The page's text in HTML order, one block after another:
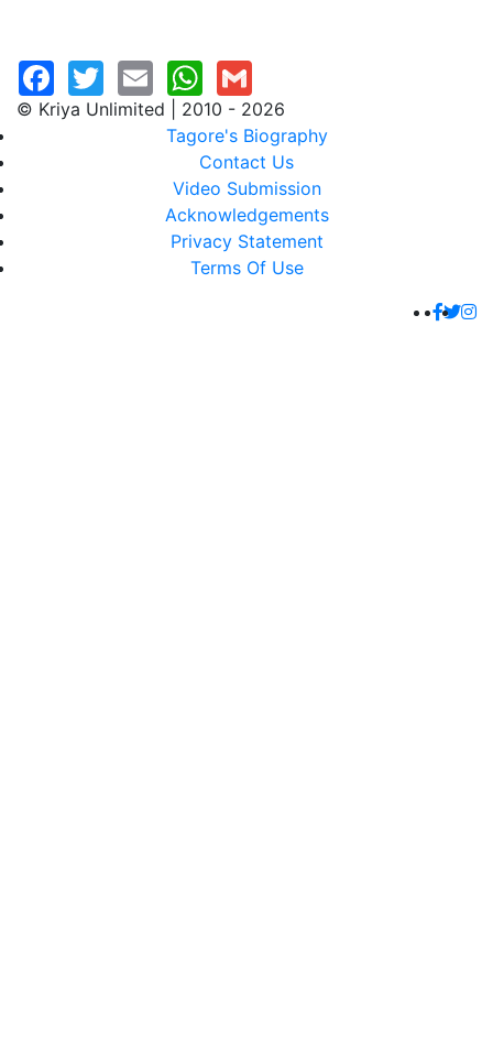
© Kriya Unlimited | 2010 - 2026
Tagore's Biography
Contact Us
Video Submission
Acknowledgements
Privacy Statement
Terms Of Use